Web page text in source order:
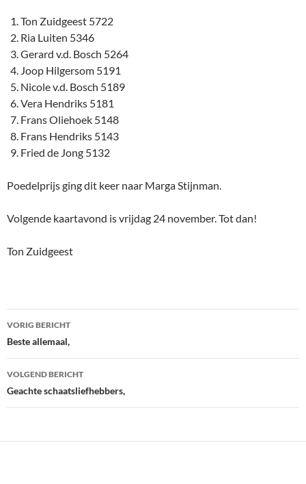
Ton Zuidgeest 5722
Ria Luiten 5346
Gerard v.d. Bosch 5264
Joop Hilgersom 5191
Nicole v.d. Bosch 5189
Vera Hendriks 5181
Frans Oliehoek 5148
Frans Hendriks 5143
Fried de Jong 5132
Poedelprijs ging dit keer naar Marga Stijnman.
Volgende kaartavond is vrijdag 24 november. Tot dan!
Ton Zuidgeest
Bericht
navigatie
VORIG BERICHT
Beste allemaal,
VOLGEND BERICHT
Geachte schaatsliefhebbers,